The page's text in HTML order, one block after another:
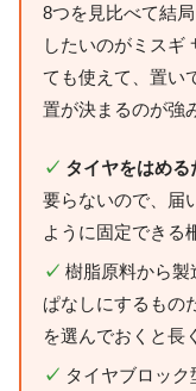
8つを見比べて結
したいのがミスギ
ても使えて、置い
置が決まるのが強
✓ タイヤをはめ
要らないので、届
ように固定できる
✓ 樹脂原料から製
ぱなしにするもの
を選んでおくと長
✓ タイヤブロッ